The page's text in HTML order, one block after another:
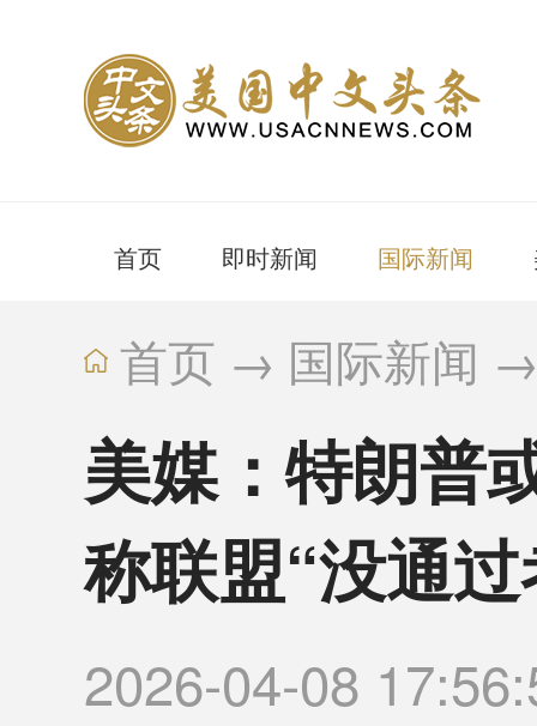
首页 即时新闻 国际新闻
首页 → 国际新闻
美媒：特朗普
称联盟“没通
2026-04-08